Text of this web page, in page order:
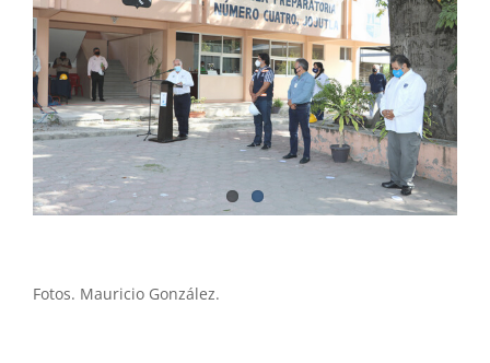
Fotos. Mauricio González.